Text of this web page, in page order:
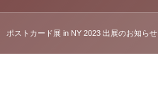
ポストカード展 in NY 2023 出展のお知らせ